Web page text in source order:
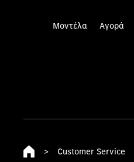
Μοντέλα Αγορά
> Customer Service